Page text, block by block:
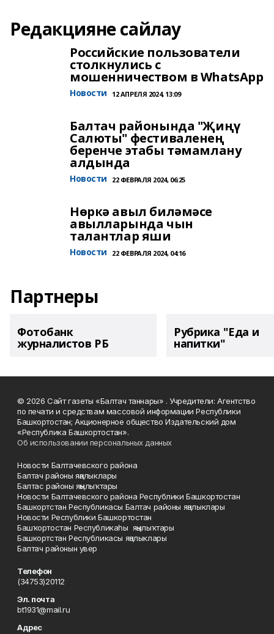
Редакцияне сайлау
Российские пользователи
столкнулись с
мошенничеством в WhatsApp
Новости 12 АПРЕЛЯ 2024, 13:09
Балтач районында "Җиңү
Салюты" фестиваленең
беренче этабы тәмамлану
алдында
Новости 22 ФЕВРАЛЯ 2024, 06:25
Нөркә авыл биләмәсе
авылларында чын
талантлар яши
Новости 22 ФЕВРАЛЯ 2024, 04:16
Партнеры
Фотобанк
журналистов РБ
Рубрика "Еда и
напитки"
© 2026 Сайт газеты «Балтач таннары» . Учредители: Агентство
по печати и средствам массовой информации Республики
Башкортостан; Акционерное общество Издательский дом
«Республика Башкортостан».
Об использовании персональных данных
Новости Балтачевского района
Балтач районы яңалыклары
Балтас районы яңылыҡтары
Новости Балтачевского района Республики Башкортостан
Башкортстан Республикасы Балтач районы яңалыклары
Новости Республики Башкортостан
Башҡортостан Республикаһы яңылыҡтары
Башкортстан Республикасы яңалыклары
Балтач районын увер
Телефон
(34753)20112
Эл. почта
bt1931@mail.ru
Адрес